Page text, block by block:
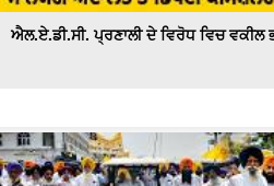
ਐਲ.ਏ.ਡੀ.ਸੀ. ਪ੍ਰਣਾਲੀ ਦੇ ਵਿਰੋਧ ਵਿਚ